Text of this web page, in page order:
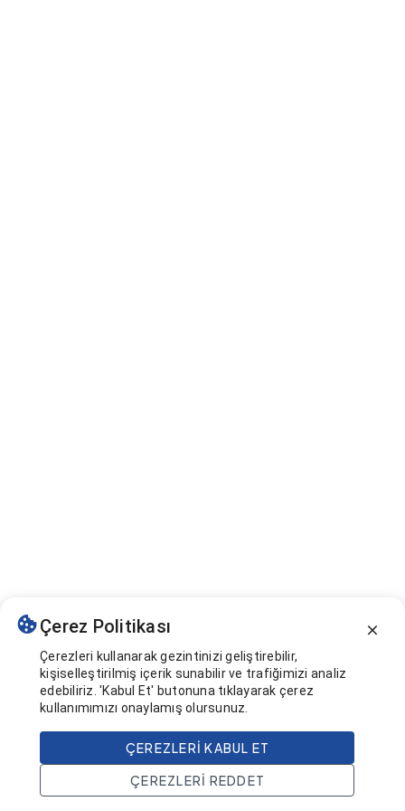
Çerez Politikası
Çerezleri kullanarak gezintinizi geliştirebilir,
kişiselleştirilmiş içerik sunabilir ve trafiğimizi analiz
edebiliriz. 'Kabul Et' butonuna tıklayarak çerez
kullanımımızı onaylamış olursunuz.
ÇEREZLERI KABUL ET
ÇEREZLERI REDDET